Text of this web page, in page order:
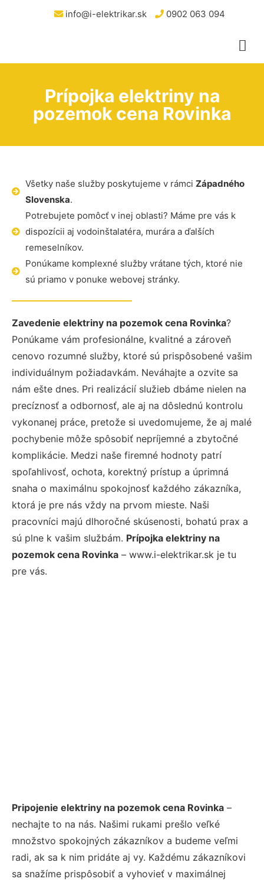
info@i-elektrikar.sk 0902 063 094
Prípojka elektriny na
pozemok cena Rovinka
Všetky naše služby poskytujeme v rámci Západného
Slovenska.
Potrebujete pomôcť v inej oblasti? Máme pre vás k
dispozícii aj vodoinštalatéra, murára a ďalších
remeselníkov.
Ponúkame komplexné služby vrátane tých, ktoré nie
sú priamo v ponuke webovej stránky.
Zavedenie elektriny na pozemok cena Rovinka?
Ponúkame vám profesionálne, kvalitné a zároveň
cenovo rozumné služby, ktoré sú prispôsobené vašim
individuálnym požiadavkám. Neváhajte a ozvite sa
nám ešte dnes. Pri realizácií služieb dbáme nielen na
precíznosť a odbornosť, ale aj na dôslednú kontrolu
vykonanej práce, pretože si uvedomujeme, že aj malé
pochybenie môže spôsobiť nepríjemné a zbytočné
komplikácie. Medzi naše firemné hodnoty patrí
spoľahlivosť, ochota, korektný prístup a úprimná
snaha o maximálnu spokojnosť každého zákazníka,
ktorá je pre nás vždy na prvom mieste. Naši
pracovníci majú dlhoročné skúsenosti, bohatú prax a
sú plne k vašim službám. Prípojka elektriny na
pozemok cena Rovinka – www.i-elektrikar.sk je tu
pre vás.
Pripojenie elektriny na pozemok cena Rovinka –
nechajte to na nás. Našimi rukami prešlo veľké
množstvo spokojných zákazníkov a budeme veľmi
radi, ak sa k nim pridáte aj vy. Každému zákazníkovi
sa snažíme prispôsobiť a vyhovieť v maximálnej